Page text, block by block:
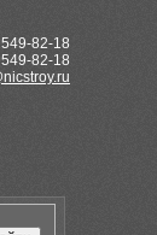
82-18
82-18